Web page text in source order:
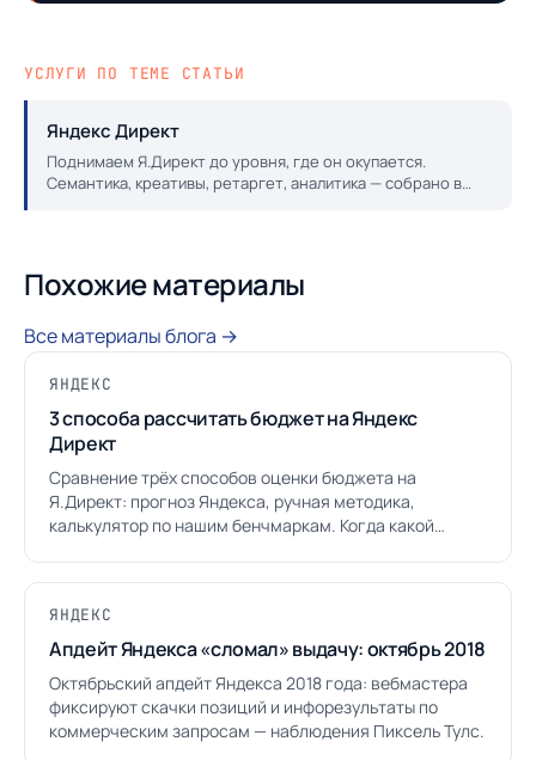
УСЛУГИ ПО ТЕМЕ СТАТЬИ
Яндекс Директ
Поднимаем Я.Директ до уровня, где он окупается.
Семантика, креативы, ретаргет, аналитика — собрано в
Похожие материалы
Все материалы блога →
ЯНДЕКС
3 способа рассчитать бюджет на Яндекс
Директ
Сравнение трёх способов оценки бюджета на
Я.Директ: прогноз Яндекса, ручная методика,
калькулятор по нашим бенчмаркам. Когда какой
ЯНДЕКС
Апдейт Яндекса «сломал» выдачу: октябрь 2018
Октябрьский апдейт Яндекса 2018 года: вебмастера
фиксируют скачки позиций и инфорезультаты по
коммерческим запросам — наблюдения Пиксель Тулс.